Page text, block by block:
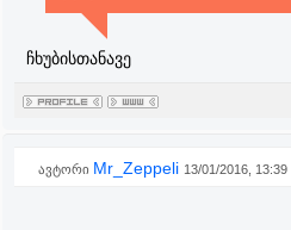
ჩხუბისთანავე
ავტორი Mr_Zeppeli 13/01/2016,